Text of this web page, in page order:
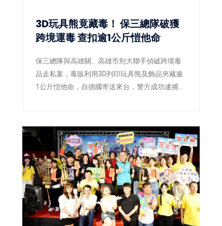
3D玩具熊竟藏毒！ 保三總隊破獲
跨境運毒 查扣逾1公斤愷他命
保三總隊與高雄關、高雄市刑大聯手偵破跨境毒
品走私案，毒販利用3D列印玩具熊及飾品夾藏逾
1公斤愷他命，自德國寄送來台，警方成功逮捕2